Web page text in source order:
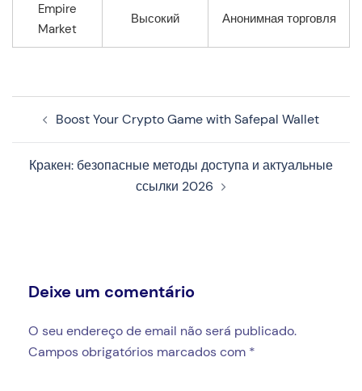
Empire
Market
Высокий Анонимная торговля
Boost Your Crypto Game with Safepal Wallet
Кракен: безопасные методы доступа и актуальные
ссылки 2026
Deixe um comentário
O seu endereço de email não será publicado.
Campos obrigatórios marcados com *